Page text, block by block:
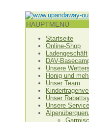
HAUPTMENÜ
Startseite
Online-Shop
Ladengeschäft
DAV-
Unsere
Honig und
Unser Team
Unser
Unsere